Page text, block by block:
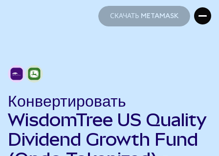
СКАЧАТЬ METAMASK
Конвертировать
WisdomTree US Quality
Dividend Growth Fund